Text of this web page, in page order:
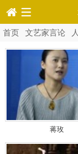
首页 文艺家言论
蒋玫